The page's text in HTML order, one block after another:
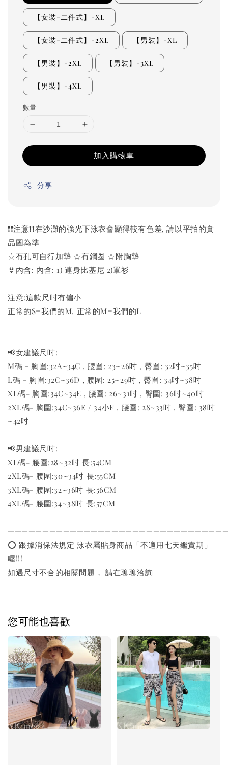
【女裝-二件式】-XL
【女裝-二件式】-2XL 【男裝】-XL
【男裝】-2XL 【男裝】-3XL
【男裝】-4XL
數量
加入購物車
分享
❗️❗️注意❗️❗️在沙灘的強光下泳衣會顯得較有色差, 請以平拍的實
品圖為準
☆有孔可自行加墊 ☆有鋼圈 ☆附胸墊
👙內含: 內含: 1) 連身比基尼 2)罩衫
注意:這款尺吋有偏小
正常的S=我們的M, 正常的M=我們的L
📢女建議尺吋:
M碼 - 胸圍:32A~34C , 腰圍: 23~26吋 , 臀圍: 32吋~35吋
L碼 - 胸圍:32C~36D , 腰圍: 25~29吋 , 臀圍: 34吋~38吋
XL碼- 胸圍:34C~34E , 腰圍: 26~31吋 , 臀圍: 36吋~40吋
2XL碼- 胸圍:34C~36E / 34小F , 腰圍: 28~33吋 , 臀圍: 38吋
~42吋
📢男建議尺吋:
XL碼- 腰圍:28~32吋 長:54CM
2XL碼- 腰圍:30~34吋 長:55CM
3XL碼- 腰圍:32~36吋 長:56CM
4XL碼- 腰圍:34~38吋 長:57CM
⭕️ 跟據消保法規定 泳衣屬貼身商品「不適用七天鑑賞期」
喔!!!
如遇尺寸不合的相關問題， 請在聊聊洽詢
您可能也喜歡